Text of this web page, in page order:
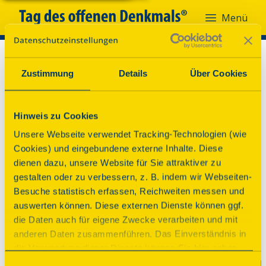
Zustimmung Details Über Cookies
Hinweis zu Cookies
Unsere Webseite verwendet Tracking-Technologien (wie
Cookies) und eingebundene externe Inhalte. Diese
dienen dazu, unsere Website für Sie attraktiver zu
gestalten oder zu verbessern, z. B. indem wir Webseiten-
Besuche statistisch erfassen, Reichweiten messen und
auswerten können. Diese externen Dienste können ggf.
die Daten auch für eigene Zwecke verarbeiten und mit
anderen Daten zusammenführen. Das Einverständnis in
die Verwendung dieser Dienste können Sie hier geben.
Menü